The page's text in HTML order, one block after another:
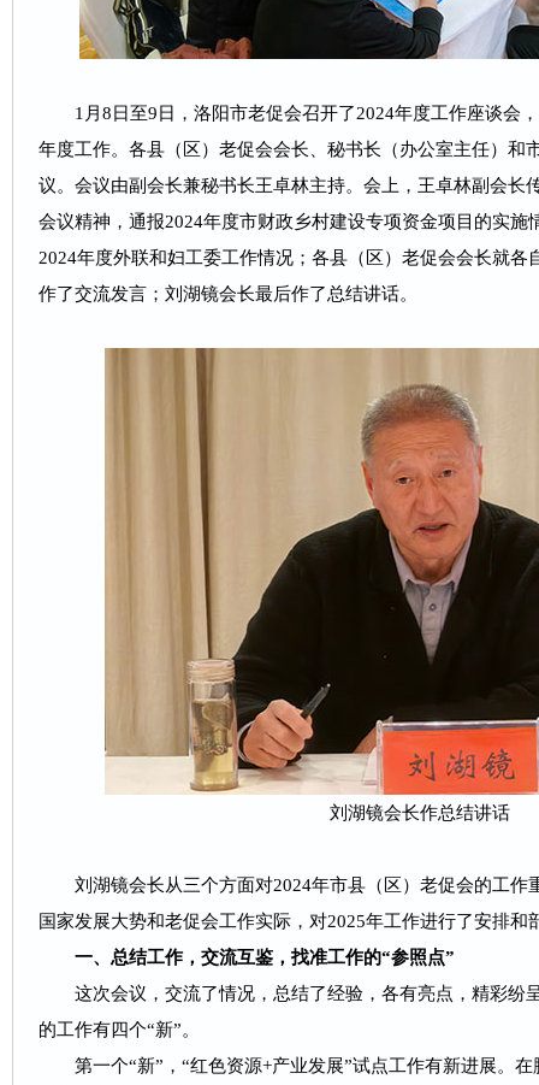
1月8日至9日，洛阳市老促会召开了2024年度工作座谈会，
年度工作。各县（区）老促会会长、秘书长（办公室主任）和
议。会议由副会长兼秘书长王卓林主持。会上，王卓林副会长
会议精神，通报2024年度市财政乡村建设专项资金项目的实施
2024年度外联和妇工委工作情况；各县（区）老促会会长就各
作了交流发言；刘湖镜会长最后作了总结讲话。
刘湖镜会长作总结讲话
刘湖镜会长从三个方面对2024年市县（区）老促会的工作
国家发展大势和老促会工作实际，对2025年工作进行了安排和
一、总结工作，交流互鉴，找准工作的“参照点”
这次会议，交流了情况，总结了经验，各有亮点，精彩纷
的工作有四个“新”。
第一个“新”，“红色资源+产业发展”试点工作有新进展。 在